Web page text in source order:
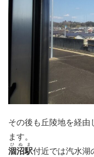
その後も丘陵地を経由
ます。
涸沼駅
ひぬま
付近では汽水湖